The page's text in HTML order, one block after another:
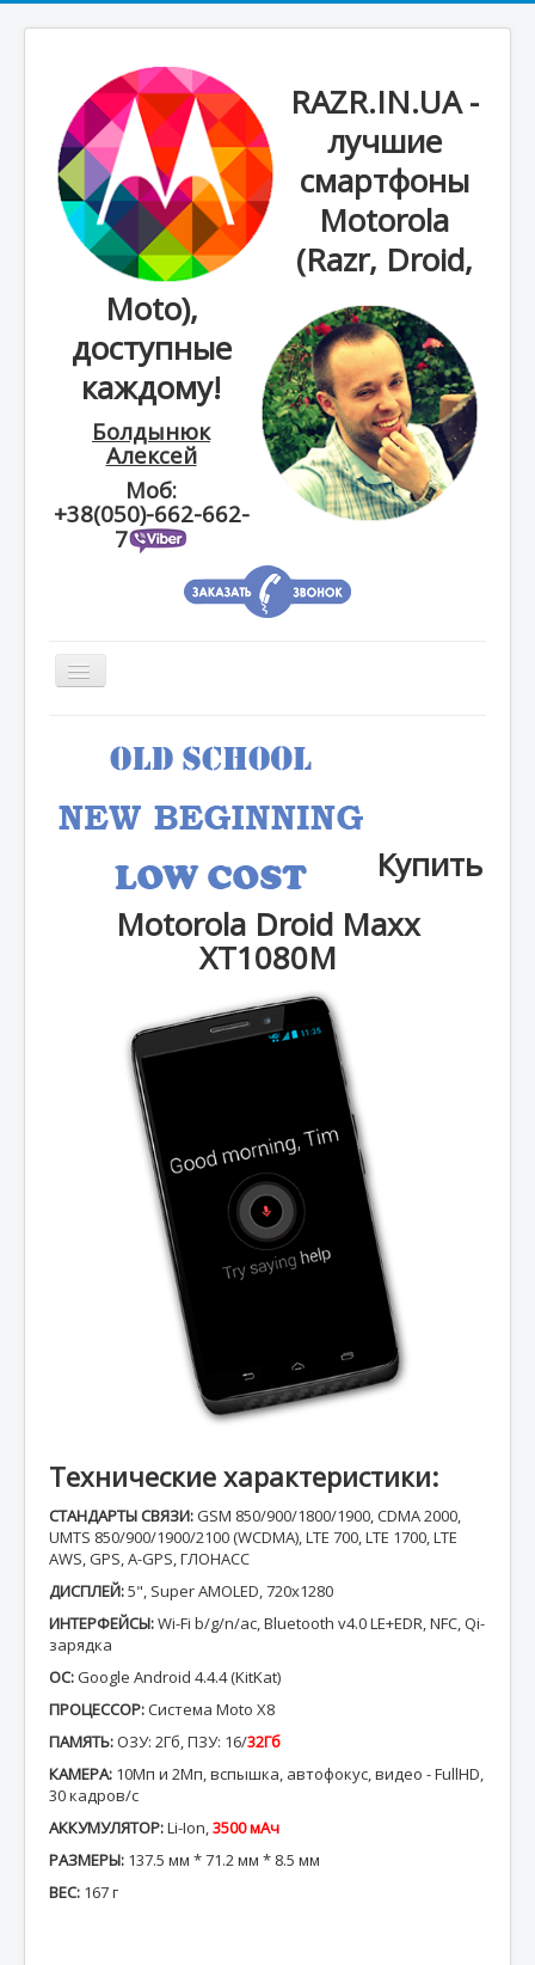
RAZR.IN.UA -
лучшие
смартфоны
Motorola
(Razr, Droid,
Moto),
доступные
каждому!
Болдынюк
Алексей
Моб:
+38(050)-662-662-
7
Moto 360
В наличии
Гарантии
Оплата-Доставка
Вопрос-Ответ
Аксессуары
Ремонт-Запчасти
Благотворительность
Купить
Motorola Droid Maxx
XT1080M
Технические характеристики:
СТАНДАРТЫ СВЯЗИ:GSM 850/900/1800/1900, CDMA 2000,
UMTS 850/900/1900/2100 (WCDMA), LTE 700, LTE 1700, LTE
AWS, GPS, A-GPS, ГЛОНАСС
ДИСПЛЕЙ:5", Super AMOLED, 720x1280
ИНТЕРФЕЙСЫ:Wi-Fi b/g/n/ac, Bluetooth v4.0 LE+EDR, NFC, Qi-
зарядка
ОС:Google Android 4.4.4 (KitKat)
ПРОЦЕССОР:Система Moto X8
ПАМЯТЬ:ОЗУ: 2Гб, ПЗУ: 16/32Гб
КАМЕРА: 10Мп и 2Мп, вспышка, автофокус, видео - FullHD,
30 кадров/с
АККУМУЛЯТОР:Li-Ion,3500 мАч
РАЗМЕРЫ: 137.5 мм * 71.2 мм * 8.5 мм
ВЕС: 167 г